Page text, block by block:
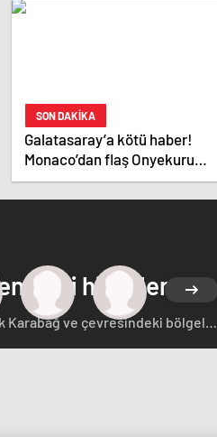
SON DAKİKA
Galatasaray’a kötü haber!
Monaco’dan flaş Onyekuru
kararı.
yerli hisseler
Karabağ ve çevresindeki bölgeler